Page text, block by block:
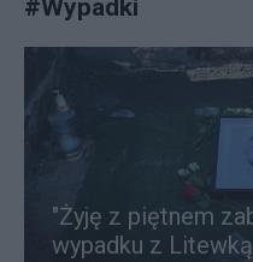
#Wypadki
"Żyję z piętnem
wypadku z